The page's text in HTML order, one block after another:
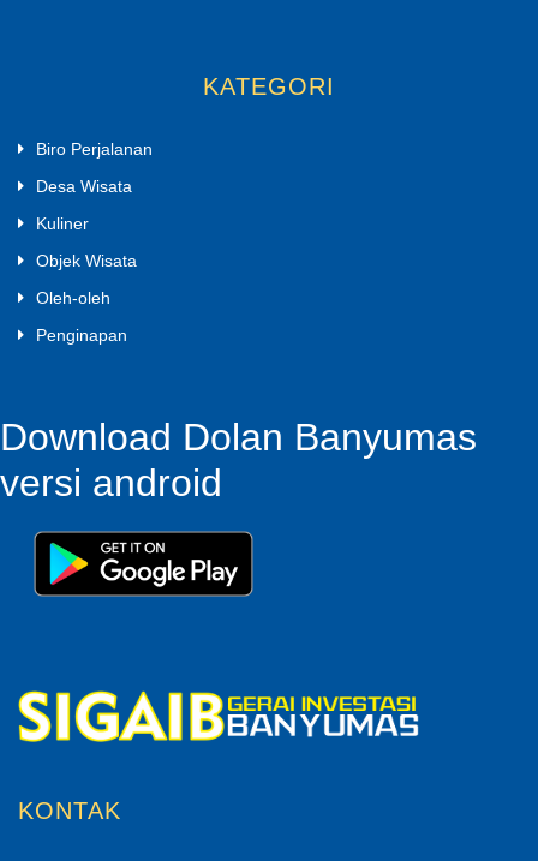
KATEGORI
Biro Perjalanan
Desa Wisata
Kuliner
Objek Wisata
Oleh-oleh
Penginapan
Download Dolan Banyumas
versi android
KONTAK